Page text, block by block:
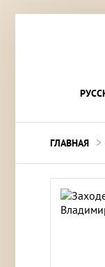
ГЛАВНАЯ >